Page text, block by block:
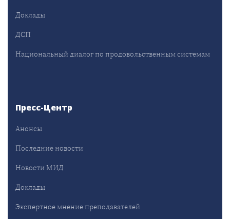
Доклады
ДСП
Национальный диалог по продовольственным системам
Пресс-Центр
Анонсы
Последние новости
Новости МИД
Доклады
Экспертное мнение преподавателей